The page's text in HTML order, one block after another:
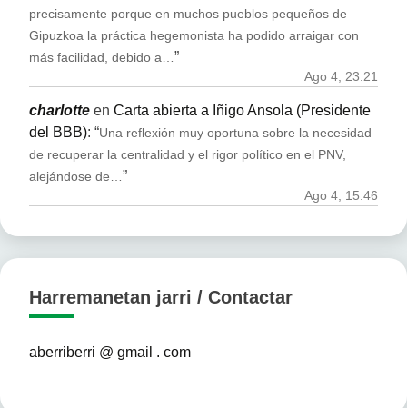
precisamente porque en muchos pueblos pequeños de
Gipuzkoa la práctica hegemonista ha podido arraigar con
más facilidad, debido a… ”
Ago 4, 23:21
charlotte en Carta abierta a Iñigo Ansola (Presidente
del BBB): “Una reflexión muy oportuna sobre la necesidad
de recuperar la centralidad y el rigor político en el PNV,
alejándose de… ”
Ago 4, 15:46
Harremanetan jarri / Contactar
aberriberri @ gmail . com